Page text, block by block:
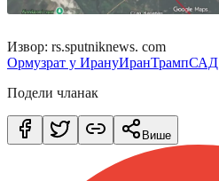
Извор: rs.sputniknews. com
Ормузрат у ИрануИранТрампСАД
Подели чланак
Више